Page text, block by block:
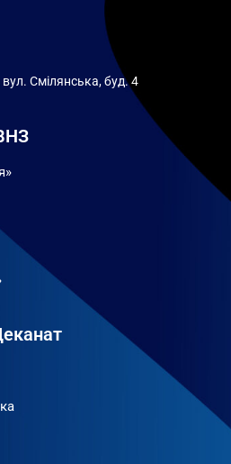
Смілянська, буд. 4